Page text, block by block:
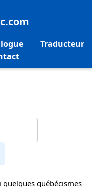
Traducteur
québécismes